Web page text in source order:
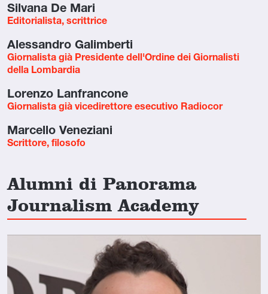
Silvana De Mari
Editorialista, scrittrice
Alessandro Galimberti
Giornalista già Presidente dell'Ordine dei Giornalisti
della Lombardia
Lorenzo Lanfrancone
Giornalista già vicedirettore esecutivo Radiocor
Marcello Veneziani
Scrittore, filosofo
Alumni di Panorama
Journalism Academy